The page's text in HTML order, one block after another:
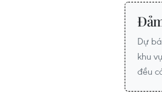
Dự
khu
đều